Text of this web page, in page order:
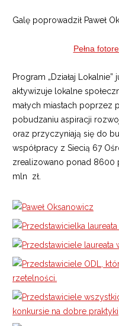
Galę poprowadził Paweł
Pełna
Program „Działaj
aktywizuje lokalne
małych miastach poprzez
pobudzaniu aspiracji
oraz przyczyniają się do
współpracy z Siecią 67
zrealizowano ponad 8600
mln zł.